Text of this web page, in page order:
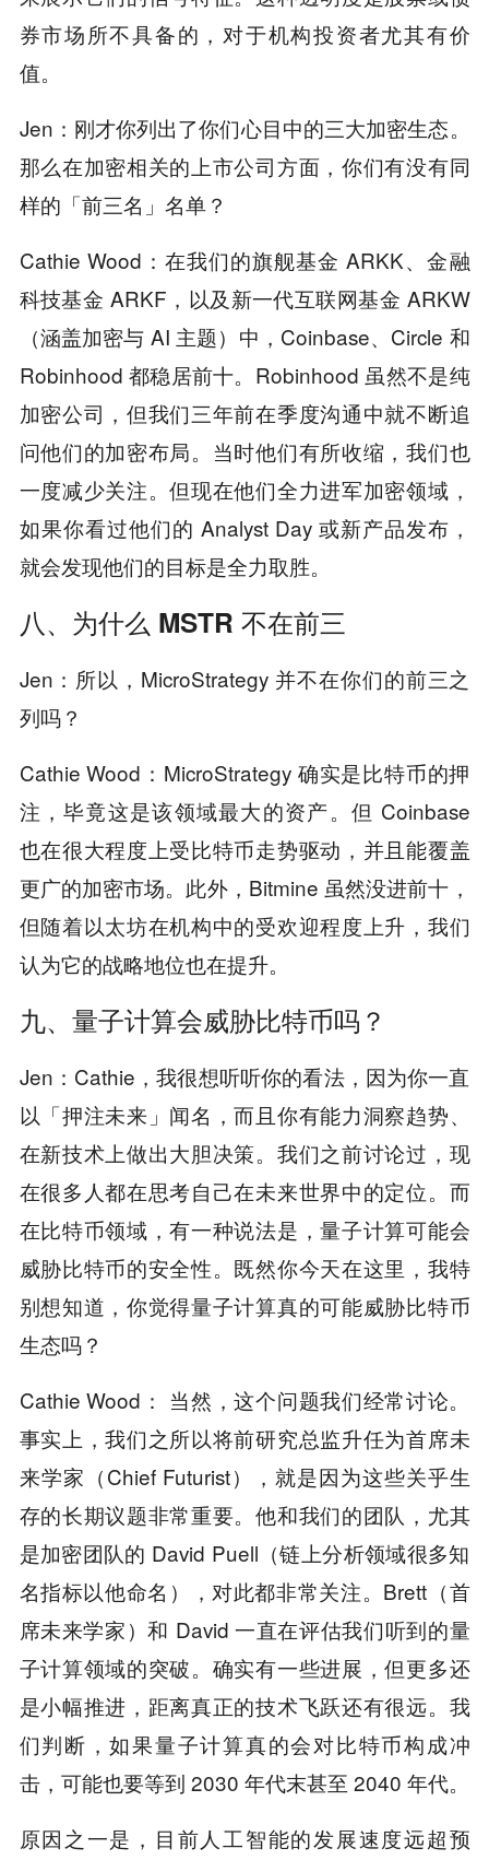
券市场所不具备的，对于机构投资者尤其有价
值。
Jen：刚才你列出了你们心目中的三大加密生态。
那么在加密相关的上市公司方面，你们有没有同
样的「前三名」名单？
Cathie Wood：在我们的旗舰基金 ARKK、金融
科技基金 ARKF，以及新一代互联网基金 ARKW
（涵盖加密与 AI 主题）中，Coinbase、Circle 和
Robinhood 都稳居前十。Robinhood 虽然不是纯
加密公司，但我们三年前在季度沟通中就不断追
问他们的加密布局。当时他们有所收缩，我们也
一度减少关注。但现在他们全力进军加密领域，
如果你看过他们的 Analyst Day 或新产品发布，
就会发现他们的目标是全力取胜。
八、为什么 MSTR 不在前三
Jen：所以，MicroStrategy 并不在你们的前三之
列吗？
Cathie Wood：MicroStrategy 确实是比特币的押
注，毕竟这是该领域最大的资产。但 Coinbase
也在很大程度上受比特币走势驱动，并且能覆盖
更广的加密市场。此外，Bitmine 虽然没进前十，
但随着以太坊在机构中的受欢迎程度上升，我们
认为它的战略地位也在提升。
九、量子计算会威胁比特币吗？
Jen：Cathie，我很想听听你的看法，因为你一直
以「押注未来」闻名，而且你有能力洞察趋势、
在新技术上做出大胆决策。我们之前讨论过，现
在很多人都在思考自己在未来世界中的定位。而
在比特币领域，有一种说法是，量子计算可能会
威胁比特币的安全性。既然你今天在这里，我特
别想知道，你觉得量子计算真的可能威胁比特币
生态吗？
Cathie Wood： 当然，这个问题我们经常讨论。
事实上，我们之所以将前研究总监升任为首席未
来学家（Chief Futurist），就是因为这些关乎生
存的长期议题非常重要。他和我们的团队，尤其
是加密团队的 David Puell（链上分析领域很多知
名指标以他命名），对此都非常关注。Brett（首
席未来学家）和 David 一直在评估我们听到的量
子计算领域的突破。确实有一些进展，但更多还
是小幅推进，距离真正的技术飞跃还有很远。我
们判断，如果量子计算真的会对比特币构成冲
击，可能也要等到 2030 年代末甚至 2040 年代。
原因之一是，目前人工智能的发展速度远超预